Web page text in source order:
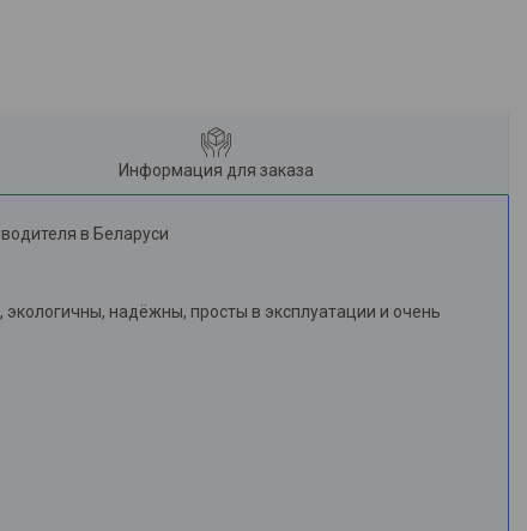
Информация для заказа
в Беларуси
надёжны, просты в эксплуатации и очень